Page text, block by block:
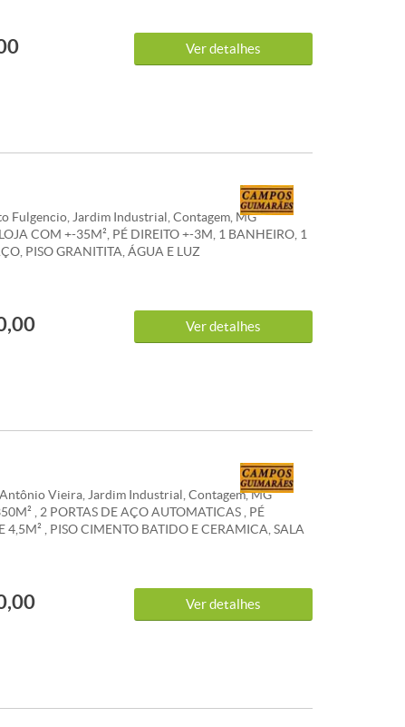
ALTERAÇÕES. WHATSAPP: (31) 98386-8716.
Ver detalhes
Fulgencio, Jardim Industrial, Contagem, MG
COM +-35M², PÉ DIREITO +-3M, 1 BANHEIRO, 1
PISO GRANITITA, ÁGUA E LUZ
SÃO REFERENCIAIS E PODEM SOFRER
Ver detalhes
Vieira, Jardim Industrial, Contagem, MG
, 2 PORTAS DE AÇO AUTOMATICAS , PÉ
4,5M² , PISO CIMENTO BATIDO E CERAMICA, SALA
E ILUMINAÇÃO PLANEJADA , AGUA E
SÃO REFERENCIAIS E PODEM SOFRER
WHATSAPP: (31) 98386-8716.
Ver detalhes